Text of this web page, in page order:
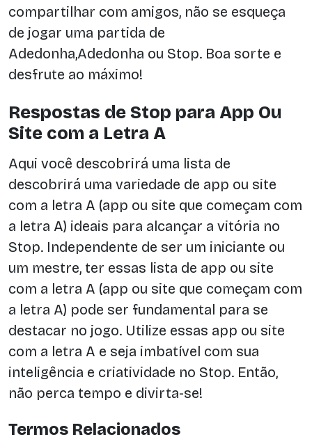
compartilhar com amigos, não se esqueça
de jogar uma partida de
Adedonha,Adedonha ou Stop. Boa sorte e
desfrute ao máximo!
Respostas de Stop para App Ou
Site com a Letra A
Aqui você descobrirá uma lista de
descobrirá uma variedade de app ou site
com a letra A (app ou site que começam com
a letra A) ideais para alcançar a vitória no
Stop. Independente de ser um iniciante ou
um mestre, ter essas lista de app ou site
com a letra A (app ou site que começam com
a letra A) pode ser fundamental para se
destacar no jogo. Utilize essas app ou site
com a letra A e seja imbatível com sua
inteligência e criatividade no Stop. Então,
não perca tempo e divirta-se!
Termos Relacionados